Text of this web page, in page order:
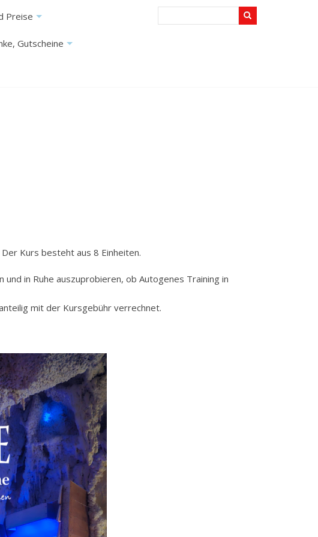
Preise
Gutscheine
Kurs besteht aus 8 Einheiten.
in Ruhe auszuprobieren, ob Autogenes Training in
mit der Kursgebühr verrechnet.